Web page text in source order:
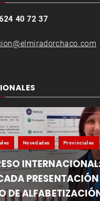
40 72 37
Novedades Provinciales
PRESENTACIÓN
DE